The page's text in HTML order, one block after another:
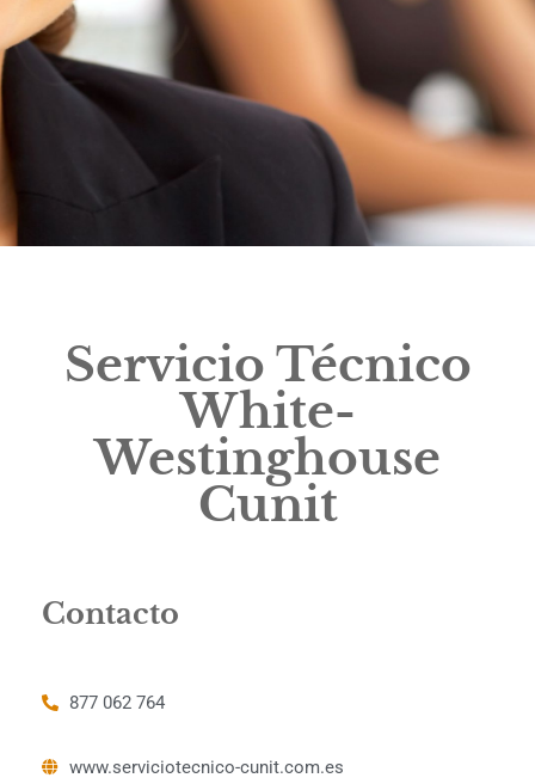
Servicio Técnico
White-
Westinghouse
Cunit
Contacto
877 062 764
www.serviciotecnico-cunit.com.es